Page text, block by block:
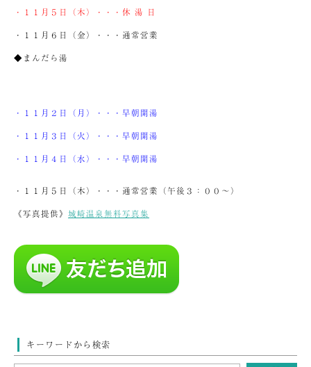
・１１月５日（木）・・・休 湯 日
・１１月６日（金）・・・通常営業
◆まんだら湯
・１１月２日（月）・・・早朝開湯
・１１月３日（火）・・・早朝開湯
・１１月４日（水）・・・早朝開湯
・１１月５日（木）・・・通常営業（午後３：００～）
《写真提供》 城崎温泉無料写真集
キーワードから検索